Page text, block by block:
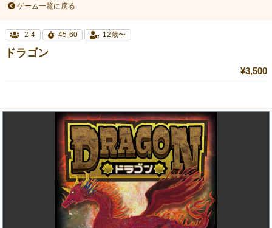
ゲーム一覧に戻る
2-4 45-60 12歳〜
ドラゴン
¥3,500